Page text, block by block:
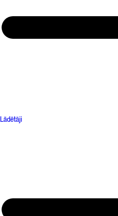
Lādētāji